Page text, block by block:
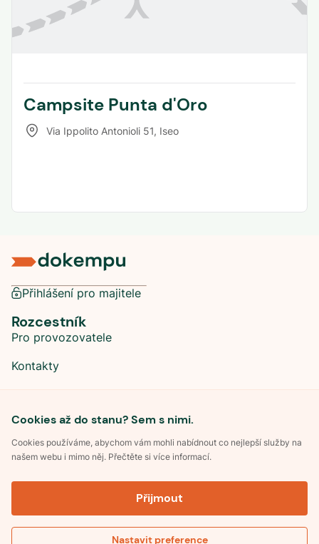
Campsite Punta d'Oro
Via Ippolito Antonioli 51, Iseo
Cookies až do stanu? Sem s nimi.
Cookies používáme, abychom vám mohli nabídnout co nejlepší služby na
našem webu i mimo něj. Přečtěte si více informací.
Přijmout
Nastavit preference
Přihlášení pro majitele
Rozcestník
Pro provozovatele
Kontakty
Pravidla soutěže Kemp roku